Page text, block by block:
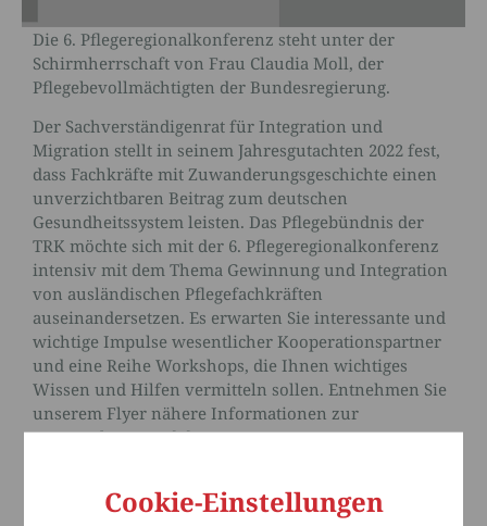
Cookie-Einstellungen
Die 6. Pflegeregionalkonferenz steht unter der
Schirmherrschaft von Frau Claudia Moll, der
Pflegebevollmächtigten der Bundesregierung.
Der Sachverständigenrat für Integration und
Migration stellt in seinem Jahresgutachten 2022 fest,
dass Fachkräfte mit Zuwanderungsgeschichte einen
unverzichtbaren Beitrag zum deutschen
Gesundheitssystem leisten. Das Pflegebündnis der
TRK möchte sich mit der 6. Pflegeregionalkonferenz
intensiv mit dem Thema Gewinnung und Integration
von ausländischen Pflegefachkräften
auseinandersetzen. Es erwarten Sie interessante und
wichtige Impulse wesentlicher Kooperationspartner
und eine Reihe Workshops, die Ihnen wichtiges
Wissen und Hilfen vermitteln sollen. Entnehmen Sie
unserem Flyer nähere Informationen zur
Veranstaltung und dem Programm.
DOWNLOAD FLYER